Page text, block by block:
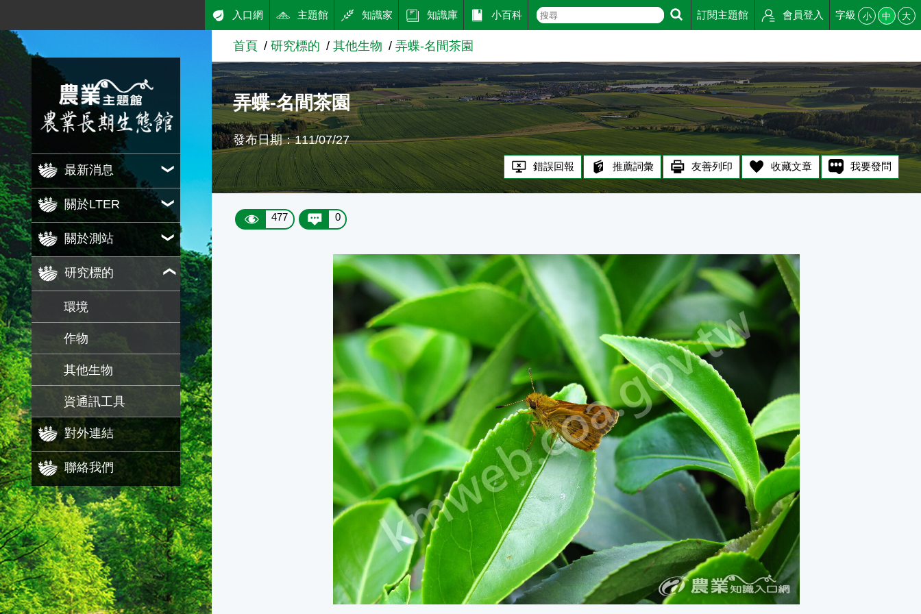
跳到主要內容
農業知識入口網
最新消息
關於LTER
關於測站
研究標的
環境
作物
其他生物
資通訊工具
對外連結
聯絡我們
入口網 主題館 知識家 知識庫 小百科 訂閱主題館 會員登入 字級 小 中 大
首頁 研究標的 其他生物 弄蝶-名間茶園
弄蝶-名間茶園
發布日期：111/07/27
錯誤回報 推薦詞彙 友善列印 收藏文章 我要發問
477 0